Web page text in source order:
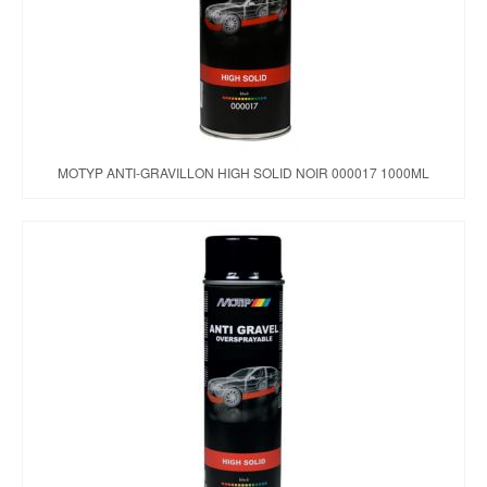
MOTYP ANTI-GRAVILLON HIGH SOLID NOIR 000017 1000ML